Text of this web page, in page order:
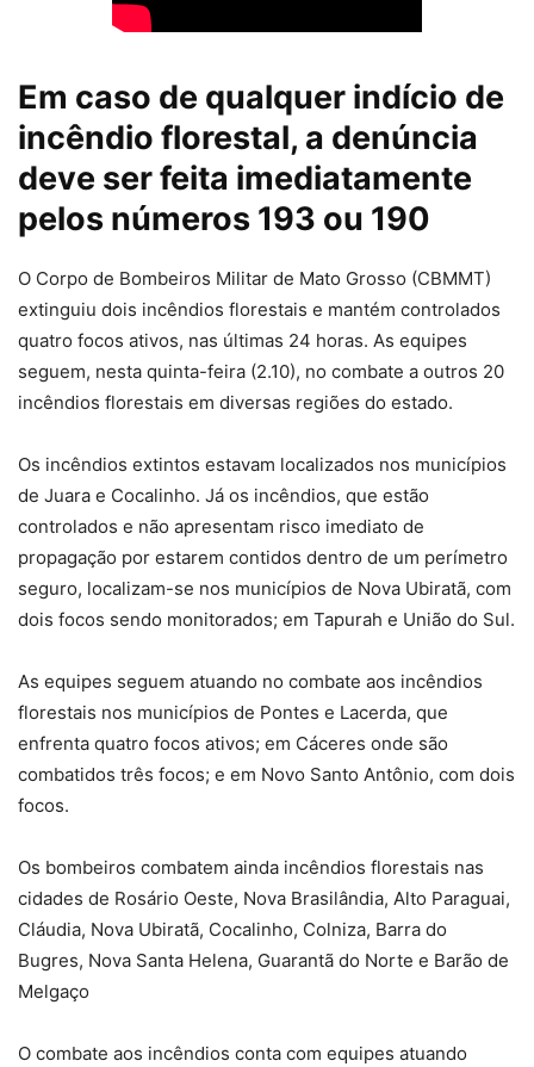
Em caso de qualquer indício de
incêndio florestal, a denúncia
deve ser feita imediatamente
pelos números 193 ou 190
O Corpo de Bombeiros Militar de Mato Grosso (CBMMT)
extinguiu dois incêndios florestais e mantém controlados
quatro focos ativos, nas últimas 24 horas. As equipes
seguem, nesta quinta-feira (2.10), no combate a outros 20
incêndios florestais em diversas regiões do estado.
Os incêndios extintos estavam localizados nos municípios
de Juara e Cocalinho. Já os incêndios, que estão
controlados e não apresentam risco imediato de
propagação por estarem contidos dentro de um perímetro
seguro, localizam-se nos municípios de Nova Ubiratã, com
dois focos sendo monitorados; em Tapurah e União do Sul.
As equipes seguem atuando no combate aos incêndios
florestais nos municípios de Pontes e Lacerda, que
enfrenta quatro focos ativos; em Cáceres onde são
combatidos três focos; e em Novo Santo Antônio, com dois
focos.
Os bombeiros combatem ainda incêndios florestais nas
cidades de Rosário Oeste, Nova Brasilândia, Alto Paraguai,
Cláudia, Nova Ubiratã, Cocalinho, Colniza, Barra do
Bugres, Nova Santa Helena, Guarantã do Norte e Barão de
Melgaço
O combate aos incêndios conta com equipes atuando